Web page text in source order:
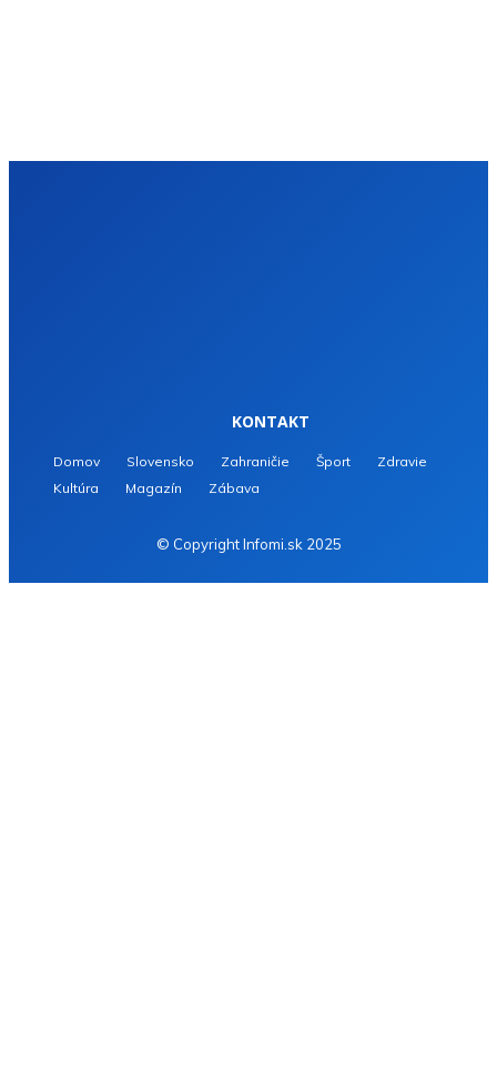
KONTAKT
Domov Slovensko Zahraničie Šport
Zdravie
Kultúra
Magazín Zábava
© Copyright Infomi.sk 2025